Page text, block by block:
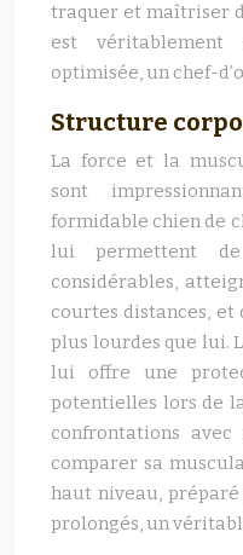
traquer et maîtriser
est véritablement
optimisée, un chef-
Structure
La force et la
sont
formidable chien de
lui permettent
considérables,
courtes distances,
plus lourdes que lui.
lui offre une
potentielles lors de
confrontations
comparer sa
haut niveau,
prolongés, un